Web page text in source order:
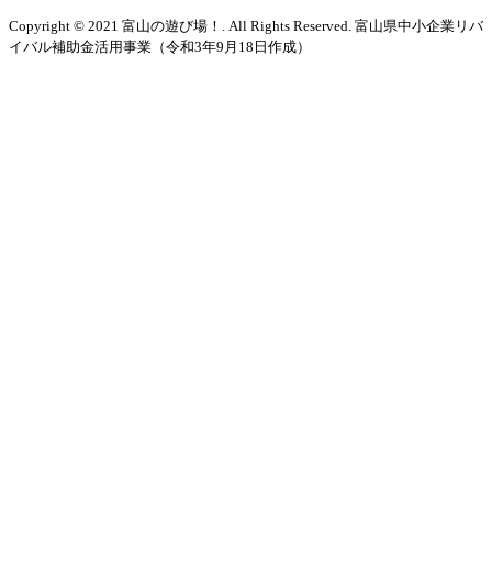
Copyright © 2021 富山の遊び場！. All Rights Reserved. 富山県中小企業リバ
イバル補助金活用事業（令和3年9月18日作成）